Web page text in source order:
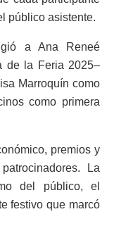
público asistente.
a Ana Reneé
de la Feria 2025–
Marroquín como
como primera
premios y
La
del público, el
festivo que marcó